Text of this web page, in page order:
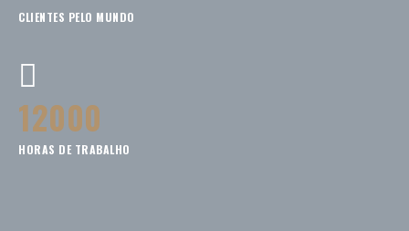
CLIENTES PELO MUNDO
12000
HORAS DE TRABALHO